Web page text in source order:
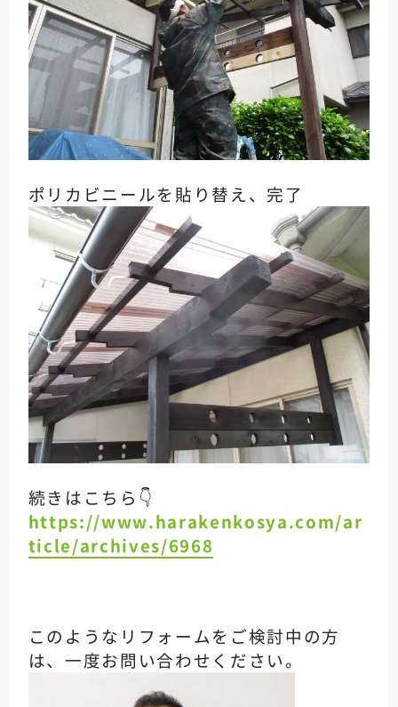
ポリカビニールを貼り替え、完了
続きはこちら👇
https://www.harakenkosya.com/ar
ticle/archives/6968
このようなリフォームをご検討中の方
は、一度お問い合わせください。